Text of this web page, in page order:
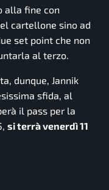
alla fine con
cartellone sino ad
set point che non
al terzo.
dunque, Jannik
sfida, al
il pass per la
si terrà venerdì 11